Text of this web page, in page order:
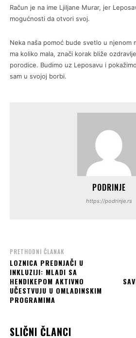
Račun je na ime Ljiljane Murar, jer
mogućnosti da otvori svoj.
Neka naša pomoć bude svetlo u njenom
ma koliko mala, znači korak bliže
porodice. Budimo uz Leposavu i
sam u svojoj borbi.
PODRINJE
https://podrinje.rs
PRETHODNI ČLANAK
LOZNICA PREDNJAČI U
INKLUZIJI: MLADI SA
HENDIKEPOM AKTIVNO
UČESTVUJU U OMLADINSKIM
PROGRAMIMA
SLIČNI ČLANCI